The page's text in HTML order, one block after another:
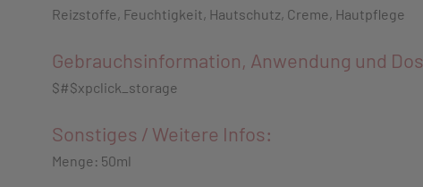
Reizstoffe, Feuchtigkeit, Hautschutz, Creme, Hautpflege
Gebrauchsinformation, Anwendung und
$#$xpclick_storage
Sonstiges / Weitere Infos:
Menge: 50ml